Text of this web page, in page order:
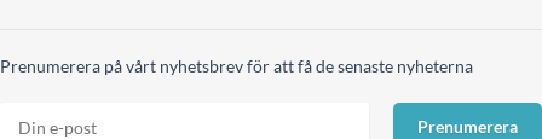
Prenumerera på vårt nyhetsbrev för att få de senaste nyheterna
Prenumerera